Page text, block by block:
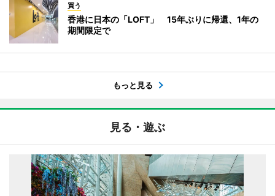
買う
香港に日本の「LOFT」 15年ぶりに帰還、1年の
期間限定で
もっと見る
見る・遊ぶ